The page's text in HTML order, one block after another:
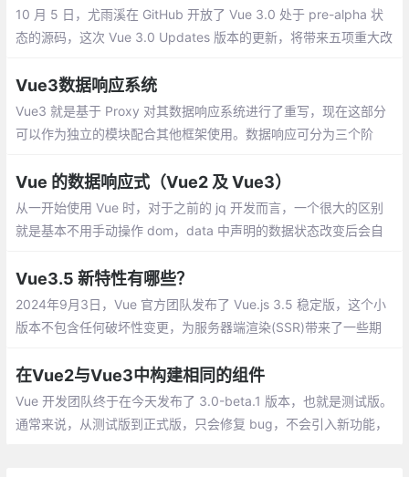
10 月 5 日，尤雨溪在 GitHub 开放了 Vue 3.0 处于 pre-alpha 状
态的源码，这次 Vue 3.0 Updates 版本的更新，将带来五项重大改
Vue3数据响应系统
Vue3 就是基于 Proxy 对其数据响应系统进行了重写，现在这部分
可以作为独立的模块配合其他框架使用。数据响应可分为三个阶
Vue 的数据响应式（Vue2 及 Vue3）
从一开始使用 Vue 时，对于之前的 jq 开发而言，一个很大的区别
就是基本不用手动操作 dom，data 中声明的数据状态改变后会自
态发生了变化及哪里有用到这个数据需要随之修改。
Vue3.5 新特性有哪些？
2024年9月3日，Vue 官方团队发布了 Vue.js 3.5 稳定版，这个小
版本不包含任何破坏性变更，为服务器端渲染(SSR)带来了一些期
在Vue2与Vue3中构建相同的组件
Vue 开发团队终于在今天发布了 3.0-beta.1 版本，也就是测试版。
通常来说，从测试版到正式版，只会修复 bug，不会引入新功能，